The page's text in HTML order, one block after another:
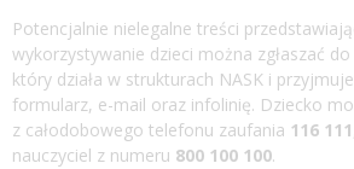
Potencjalnie nielegalne treści
wykorzystywanie dzieci można zgłaszać do
który działa w strukturach NASK i
formularz, e-mail oraz infolinię. Dziecko
z całodobowego telefonu zaufania 116 111
nauczyciel z numeru 800 100 100.